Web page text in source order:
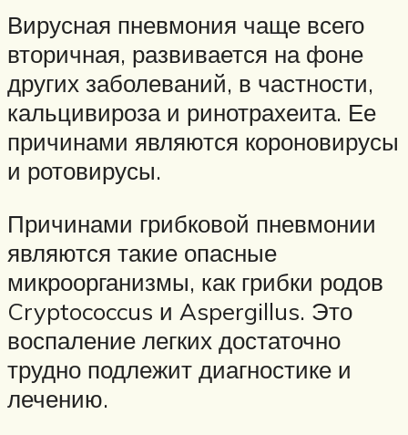
Вирусная пневмония чаще всего
вторичная, развивается на фоне
других заболеваний, в частности,
кальцивироза и ринотрахеита. Ее
причинами являются короновирусы
и ротовирусы.
Причинами грибковой пневмонии
являются такие опасные
микроорганизмы, как грибки родов
Cryptococcus и Aspergillus. Это
воспаление легких достаточно
трудно подлежит диагностике и
лечению.